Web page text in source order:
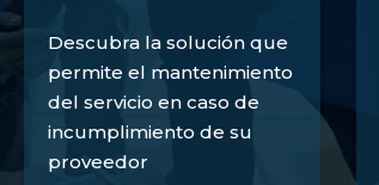
Descubra la solución que
permite el mantenimiento
del servicio en caso de
incumplimiento de su
proveedor